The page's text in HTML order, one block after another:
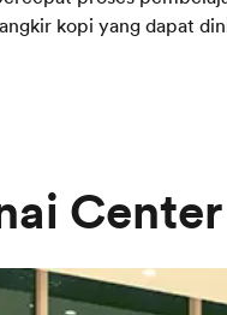
kopi yang dapat